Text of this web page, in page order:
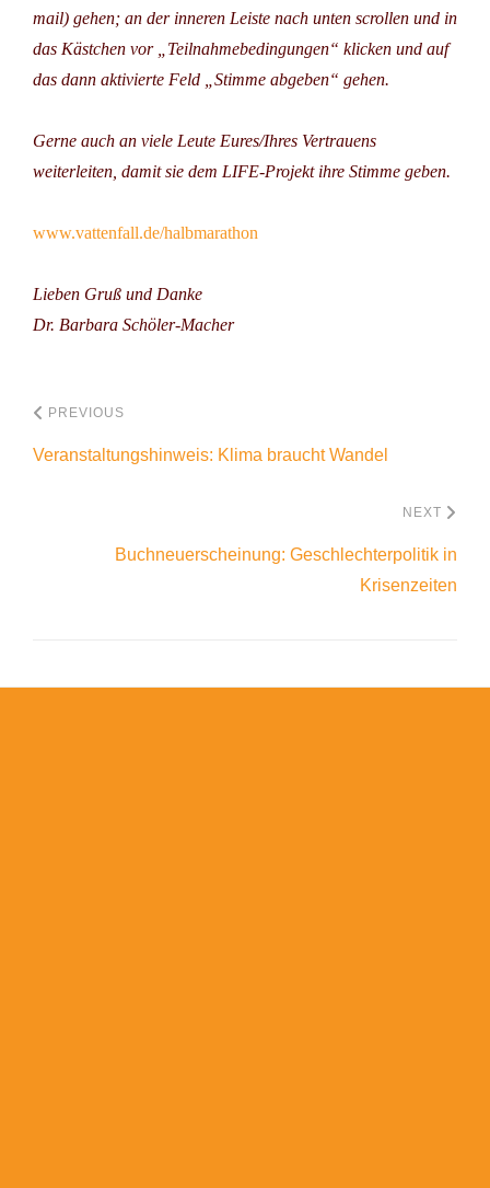
mail) gehen; an der inneren Leiste nach unten scrollen und in
das Kästchen vor „Teilnahmebedingungen“ klicken und auf
das dann aktivierte Feld „Stimme abgeben“ gehen.
Gerne auch an viele Leute Eures/Ihres Vertrauens
weiterleiten, damit sie dem LIFE-Projekt ihre Stimme geben.
www.vattenfall.de/halbmarathon
Lieben Gruß und Danke
Dr. Barbara Schöler-Macher
PREVIOUS
Veranstaltungshinweis: Klima braucht Wandel
NEXT
Buchneuerscheinung: Geschlechterpolitik in
Krisenzeiten